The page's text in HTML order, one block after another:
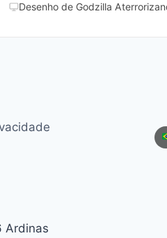
Desenho de Godzilla